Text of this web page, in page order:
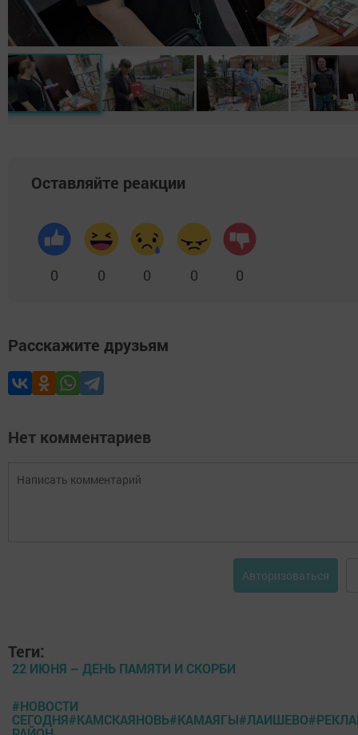
Оставляйте реакции
0 0 0 0 0
Расскажите друзьям
Нет комментариев
Авторизоваться
Теги:
22 ИЮНЯ – ДЕНЬ ПАМЯТИ И СКОРБИ
#НОВОСТИ